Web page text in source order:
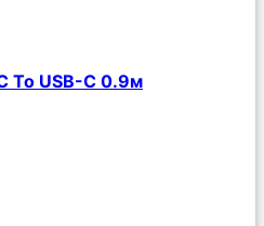
To USB-C 0.9м